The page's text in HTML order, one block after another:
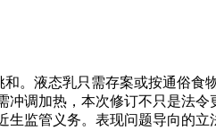
。液态乳只需存案或按通俗食
调加热，本次修订不只是法令
监管义务。表现问题导向的